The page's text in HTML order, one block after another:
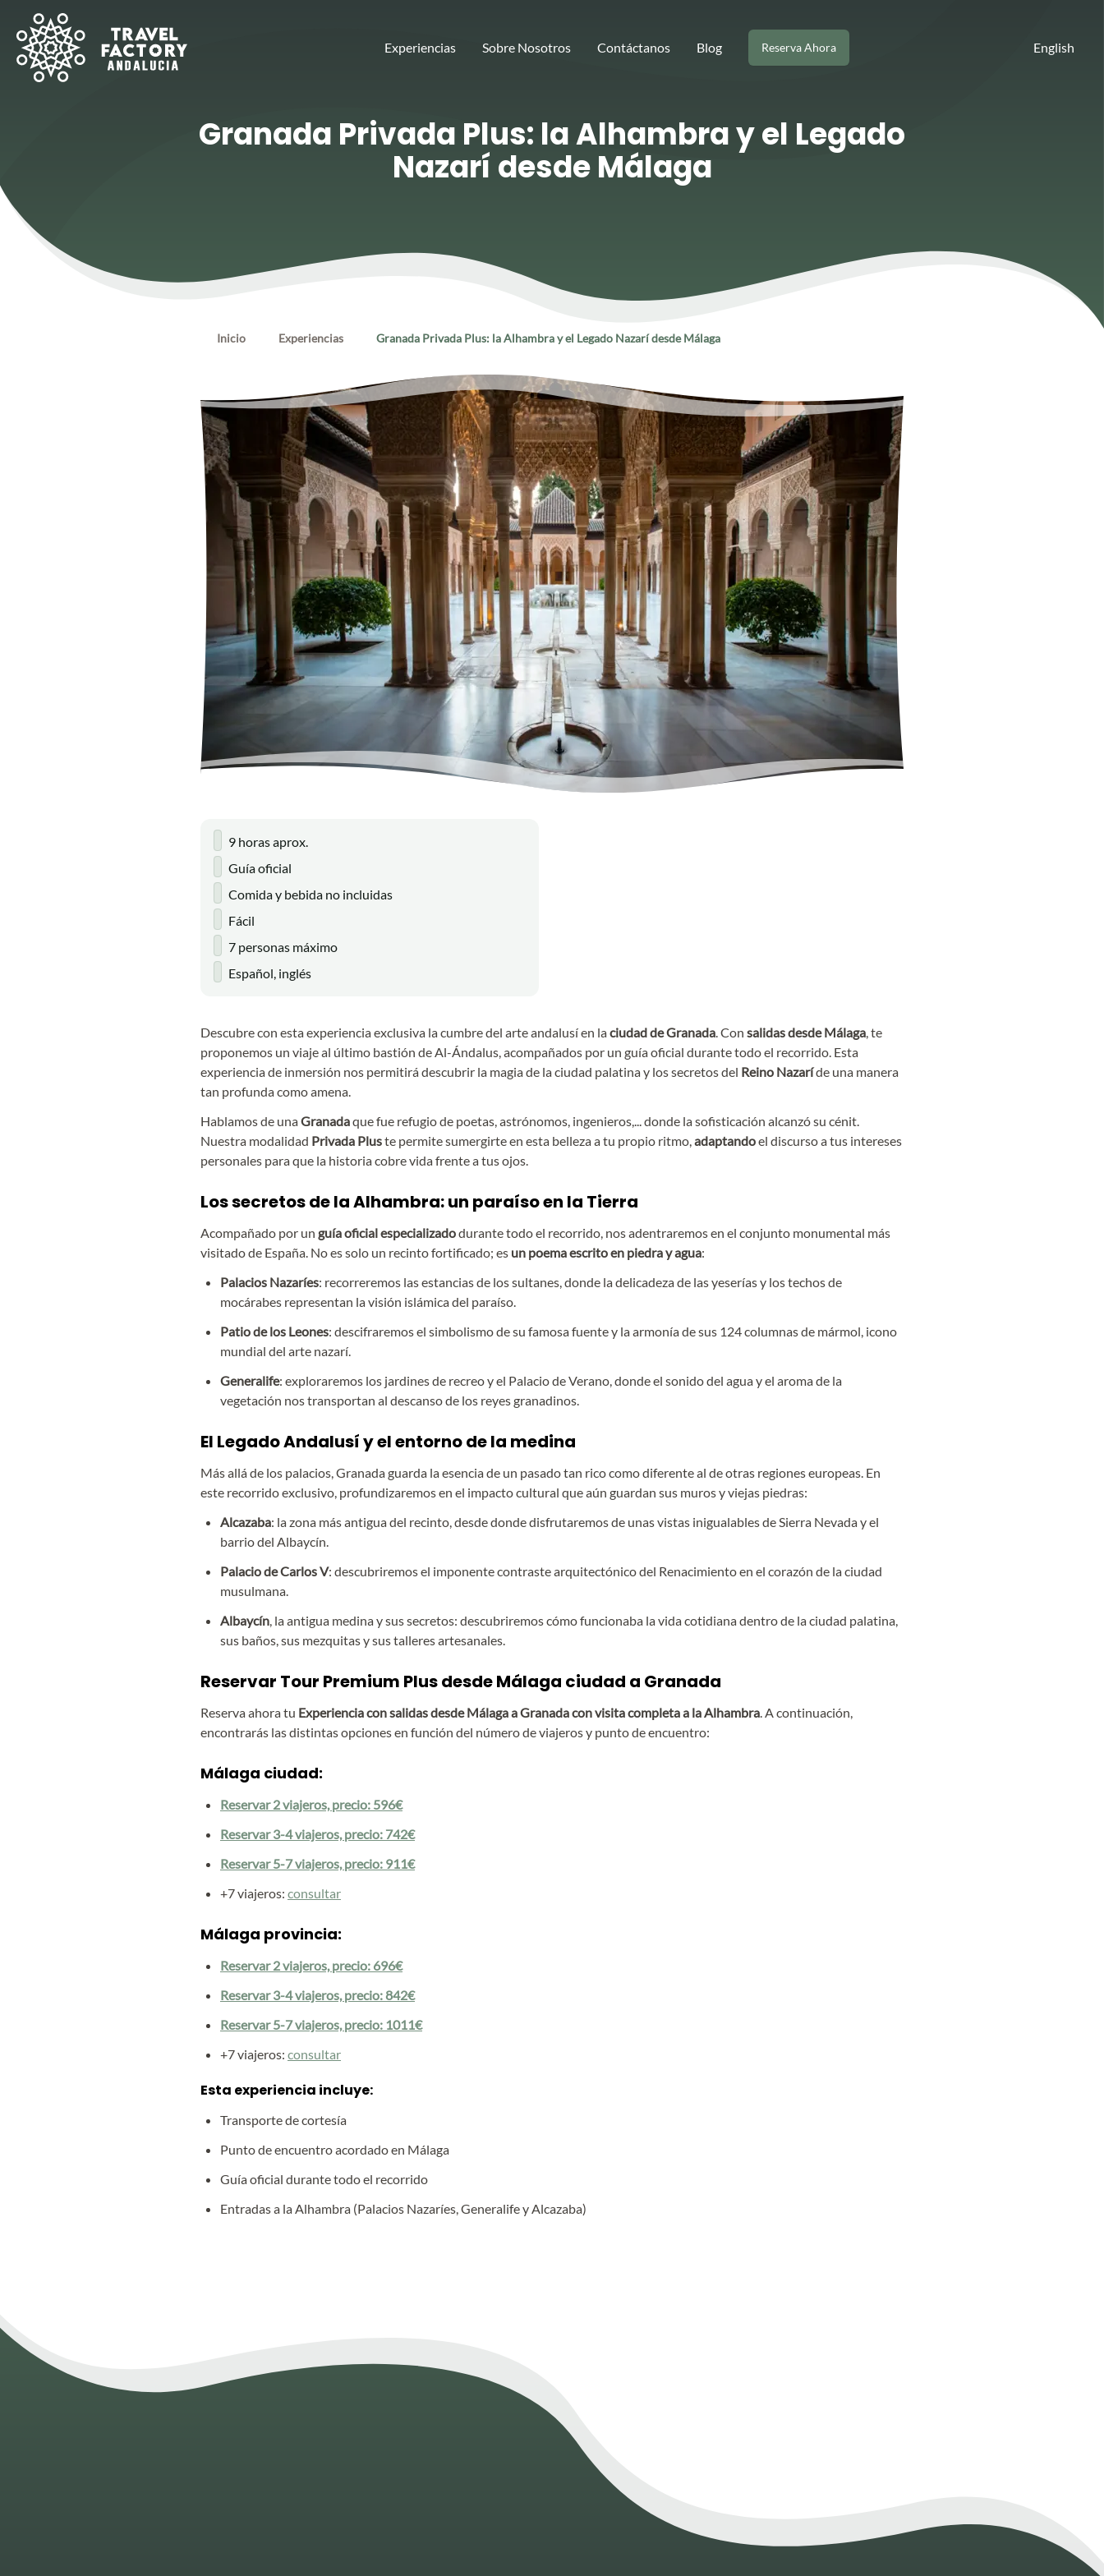
Experiencias Sobre Nosotros Contáctanos Blog Reserva Ahora English
Granada Privada Plus: la Alhambra y el Legado
Nazarí desde Málaga
Inicio Experiencias Granada Privada Plus: la Alhambra y el Legado Nazarí desde Málaga
9 horas aprox.
Guía oficial
Comida y bebida no incluidas
Fácil
7 personas máximo
Español, inglés
Descubre con esta experiencia exclusiva la cumbre del arte andalusí en laciudad de Granada. Con salidas desde Málaga, te
proponemos un viaje al último bastión de Al-Ándalus, acompañados por un guía oficial durante todo el recorrido. Esta
experiencia de inmersión nos permitirá descubrir la magia de la ciudad palatina y los secretos del Reino Nazaríde una manera
tan profunda como amena.
Hablamos de unaGranadaque fue refugio de poetas, astrónomos, ingenieros,... donde la sofisticación alcanzó su cénit.
Nuestra modalidad Privada Pluste permite sumergirte en esta belleza a tu propio ritmo,adaptandoel discurso a tus intereses
personales para que la historia cobre vida frente a tus ojos.
Los secretos de la Alhambra: un paraíso en la Tierra
Acompañado por un guía oficial especializadodurante todo el recorrido, nos adentraremos en el conjunto monumental más
visitado de España. No es solo un recinto fortificado; es un poema escrito en piedra y agua:
Palacios Nazaríes: recorreremos las estancias de los sultanes, donde la delicadeza de las yeserías y los techos de
mocárabes representan la visión islámica del paraíso.
Patio de los Leones: descifraremos el simbolismo de su famosa fuente y la armonía de sus 124 columnas de mármol, icono
mundial del arte nazarí.
Generalife: exploraremos los jardines de recreo y el Palacio de Verano, donde el sonido del agua y el aroma de la
vegetación nos transportan al descanso de los reyes granadinos.
El Legado Andalusí y el entorno de la medina
Más allá de los palacios, Granada guarda la esencia de un pasado tan rico como diferente al de otras regiones europeas. En
este recorrido exclusivo, profundizaremos en el impacto cultural que aún guardan sus muros y viejas piedras:
Alcazaba: la zona más antigua del recinto, desde donde disfrutaremos de unas vistas inigualables de Sierra Nevada y el
barrio del Albaycín.
Palacio de Carlos V: descubriremos el imponente contraste arquitectónico del Renacimiento en el corazón de la ciudad
musulmana.
Albaycín, la antigua medina y sus secretos: descubriremos cómo funcionaba la vida cotidiana dentro de la ciudad palatina,
sus baños, sus mezquitas y sus talleres artesanales.
Reservar Tour Premium Plus desde Málaga ciudad a Granada
Reserva ahora tu Experiencia con salidas desde Málaga a Granada con visita completa a la Alhambra. A continuación,
encontrarás las distintas opciones en función del número de viajeros y punto de encuentro:
Málaga ciudad:
Reservar 2 viajeros, precio: 596€
Reservar 3-4 viajeros, precio: 742€
Reservar 5-7 viajeros, precio: 911€
+7 viajeros: consultar
Málaga provincia:
Reservar 2 viajeros, precio: 696€
Reservar 3-4 viajeros, precio: 842€
Reservar 5-7 viajeros, precio: 1011€
+7 viajeros: consultar
Esta experiencia incluye:
Transporte de cortesía
Punto de encuentro acordado en Málaga
Guía oficial durante todo el recorrido
Entradas a la Alhambra (Palacios Nazaríes, Generalife y Alcazaba)